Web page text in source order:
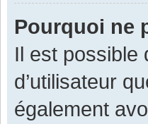
Pourquoi ne
Il est possible
d’utilisateur
également